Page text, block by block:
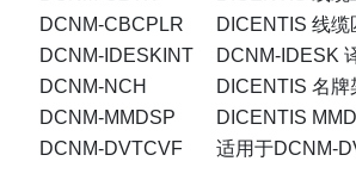
DCNM-CBCPLR
DICENTIS 线缆
DCNM-IDESKINT
DCNM-IDESK
DCNM-NCH
DICENTIS 名牌
DCNM-MMDSP
DICENTIS
DCNM-DVTCVF
适用于DCNM-